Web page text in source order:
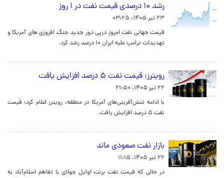
رشد ۱۰ درصدی قیمت نفت در ۱ روز
۲۳ تیر ۱۴۰۵، ۰۳:۲۵
قیمت جهانی نفت امروز درپی دور جدید جنگ افروزی های آمریکا و
تهدیدات ترامپ علیه ایران ۱۰ درصد رشد کرد.
رویترز: قیمت نفت ۵ درصد افزایش یافت
۲۲ تیر ۱۴۰۵، ۲۱:۵۰
با ادامه تنش‌آفرینی‌های آمریکا در منطقه، رویترز اعلام کرد: قیمت
نفت ۵ درصد افزایش یافت.
بازار نفت صعودی ماند
۲۲ تیر ۱۴۰۵، ۱۱:۱۵
در حالی که قیمت نفت برنت اوایل جولای با تفاهم اسلام‌آباد به